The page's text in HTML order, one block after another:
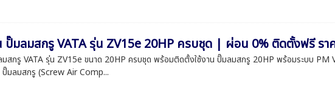
ปั๊มลมสกรู VATA รุ่น ZV15e 20HP ครบชุด | ผ่อน 0% ติดตั้งฟรี รา
มสกรู VATA รุ่น ZV15e ขนาด 20HP ครบชุด พร้อมติดตั้งใช้งาน ปั๊มลมสกรู 20HP พร้อมระบบ PM
มลมสกรู (Screw Air Comp...